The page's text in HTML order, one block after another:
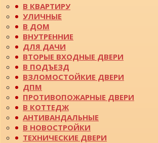
В КВАРТИРУ
УЛИЧНЫЕ
В ДОМ
ВНУТРЕННИЕ
ДЛЯ ДАЧИ
ВТОРЫЕ ВХОДНЫЕ ДВЕРИ
В ПОДЪЕЗД
ВЗЛОМОСТОЙКИЕ ДВЕРИ
ДПМ
ПРОТИВОПОЖАРНЫЕ ДВЕРИ
В КОТТЕДЖ
АНТИВАНДАЛЬНЫЕ
В НОВОСТРОЙКИ
ТЕХНИЧЕСКИЕ ДВЕРИ